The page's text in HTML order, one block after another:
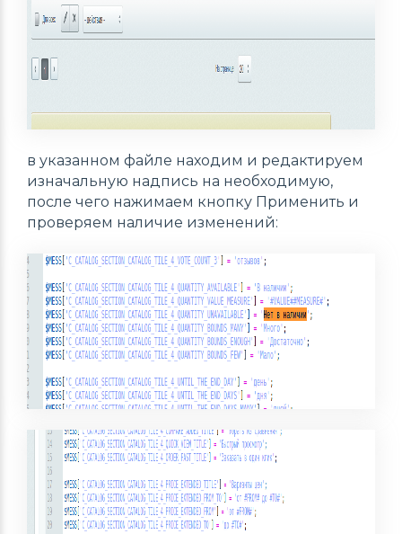
в указанном файле находим и редактируем
изначальную надпись на необходимую,
после чего нажимаем кнопку Применить и
проверяем наличие изменений: